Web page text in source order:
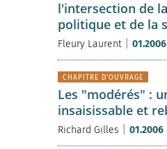
l'intersection de
politique et de la
Fleury Laurent| 01.2006
CHAPITRE D'OUVRAGE
Les "modérés" :
insaisissable et
Richard Gilles 01.2006